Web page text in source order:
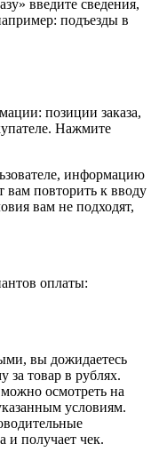
введите сведения,
подъезды в
позиции заказа,
Нажмите
информацию
вам повторить к вводу
вам не подходят,
оплаты:
вы дожидаетесь
за товар в рублях.
осмотреть на
условиям.
и получает чек.